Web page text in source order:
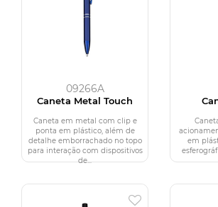
09266A
Caneta Metal Touch
Caneta em metal com clip e
ponta em plástico, além de
detalhe emborrachado no topo
para interação com dispositivos
de...
em